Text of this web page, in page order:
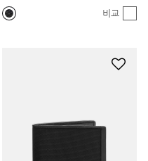
비교